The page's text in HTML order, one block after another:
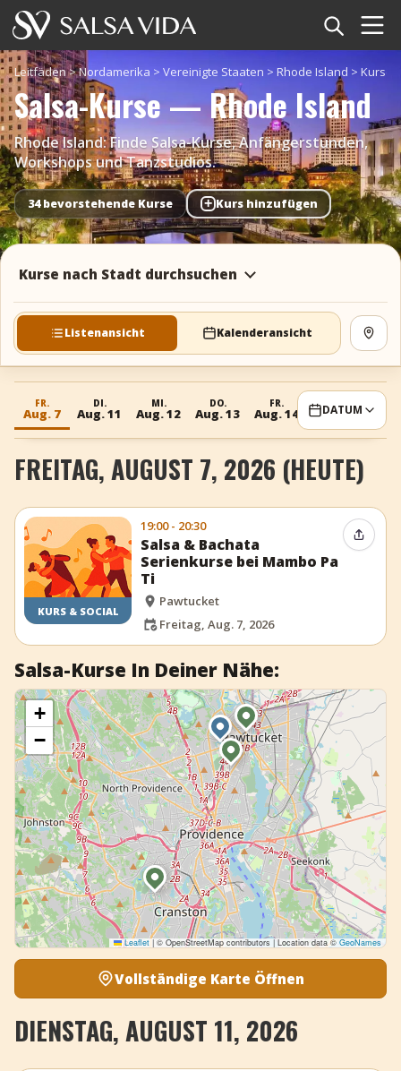
Startseite
Veranstaltungen
Nachrichten
Artikel
Videos
TuneTempo
+ Event hinzufügen
Leitfäden>Nordamerika > Vereinigte Staaten > Rhode Island > Kurse
Salsa-Kurse — Rhode Island
Rhode Island: Finde Salsa-Kurse, Anfängerstunden,
Workshops und Tanzstudios.
34 bevorstehende Kurse + Kurs hinzufügen
Kurse nach Stadt durchsuchen
Listenansicht Kalenderansicht
FR.
Aug. 7
DI.
Aug. 11
MI.
Aug. 12
DO.
Aug. 13
FR.
Aug. 14 Aug. 18
DATUM
FREITAG, AUGUST 7, 2026 (HEUTE)
KURS & SOCIAL
19:00 - 20:30
Salsa & Bachata
Serienkurse bei Mambo Pa
Ti
Pawtucket
Freitag, Aug. 7, 2026
Event
Salsa-Kurse In Deiner Nähe:
+
−
Leaflet | © OpenStreetMap contributors | Location data © GeoNames
Vollständige Karte Öffnen
DIENSTAG, AUGUST 11, 2026